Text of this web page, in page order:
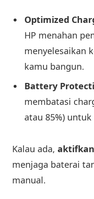
Optimized
HP menahan
menyelesaikan
kamu bangun.
Battery
membatasi
atau 85%)
Kalau ada, aktifkan
menjaga baterai
manual.